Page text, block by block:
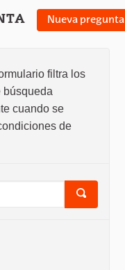
Nueva pregunta
filtra los
búsqueda
cuando se
de